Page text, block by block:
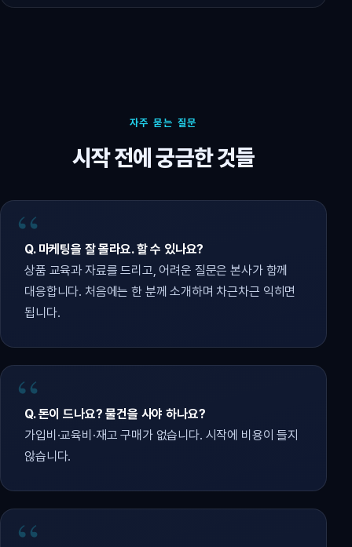
자주 묻는 질문
시작 전에 궁금한 것들
Q. 마케팅을 잘 몰라요. 할 수 있나요?
상품 교육과 자료를 드리고, 어려운 질문은 본사가 함께
대응합니다. 처음에는 한 분께 소개하며 차근차근 익히면
됩니다.
Q. 돈이 드나요? 물건을 사야 하나요?
가입비·교육비·재고 구매가 없습니다. 시작에 비용이 들지
않습니다.